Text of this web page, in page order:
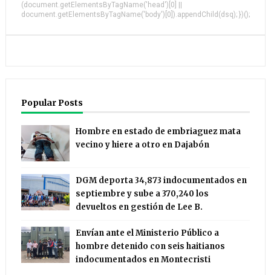
(document.getElementsByTagName('head')[0] ||
document.getElementsByTagName('body')[0]).appendChild(dsq); })();
Popular Posts
Hombre en estado de embriaguez mata
vecino y hiere a otro en Dajabón
DGM deporta 34,873 indocumentados en
septiembre y sube a 370,240 los
devueltos en gestión de Lee B.
Envían ante el Ministerio Público a
hombre detenido con seis haitianos
indocumentados en Montecristi